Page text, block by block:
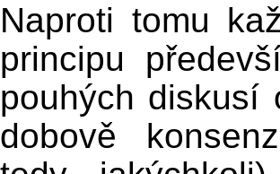
Naproti tomu
principu
pouhých diskusí
dobově